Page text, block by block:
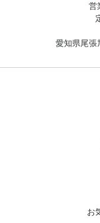
営
愛知県尾張
お